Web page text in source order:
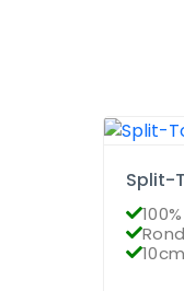
Split-